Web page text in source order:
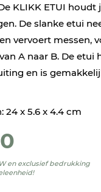
KLIKK ETUI houdt
De slanke etui
vervoert messen,
A naar B. De etui
en is
24 x 5.6 x 4.4 cm
en exclusief bedrukking